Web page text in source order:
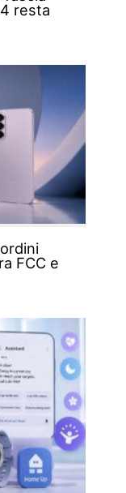
resta
FCC e